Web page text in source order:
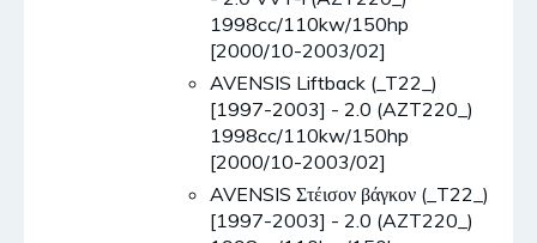
1998cc/110kw/150hp
[2000/10-2003/02]
AVENSIS Liftback (_T22_)
[1997-2003] - 2.0 (AZT220_)
1998cc/110kw/150hp
[2000/10-2003/02]
AVENSIS Στέισον βάγκον (_T22_)
[1997-2003] - 2.0 (AZT220_)